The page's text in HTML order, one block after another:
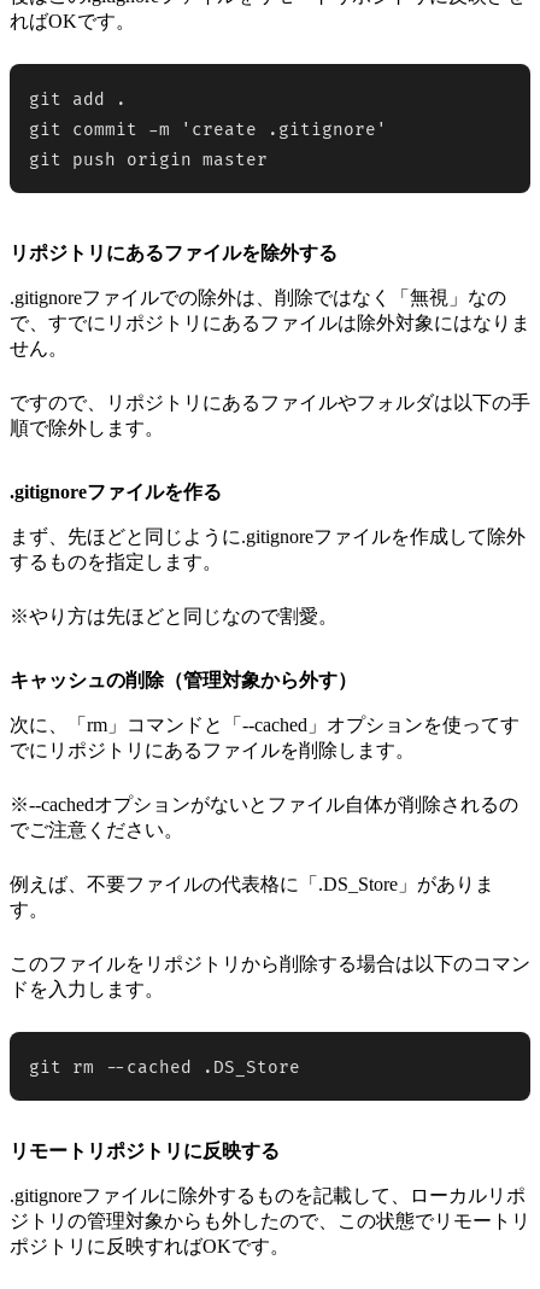
ればOKです。
git add .
git commit -m 'create .gitignore'
git push origin master
リポジトリにあるファイルを除外する
.gitignoreファイルでの除外は、削除ではなく「無視」なの
で、すでにリポジトリにあるファイルは除外対象にはなりま
せん。
ですので、リポジトリにあるファイルやフォルダは以下の手
順で除外します。
.gitignoreファイルを作る
まず、先ほどと同じように.gitignoreファイルを作成して除外
するものを指定します。
※やり方は先ほどと同じなので割愛。
キャッシュの削除（管理対象から外す）
次に、「rm」コマンドと「--cached」オプションを使ってす
でにリポジトリにあるファイルを削除します。
※--cachedオプションがないとファイル自体が削除されるの
でご注意ください。
例えば、不要ファイルの代表格に「.DS_Store」がありま
す。
このファイルをリポジトリから削除する場合は以下のコマン
ドを入力します。
git rm --cached .DS_Store
リモートリポジトリに反映する
.gitignoreファイルに除外するものを記載して、ローカルリポ
ジトリの管理対象からも外したので、この状態でリモートリ
ポジトリに反映すればOKです。